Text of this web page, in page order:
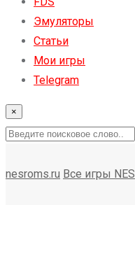
Эмуляторы
Статьи
Мои игры
Telegram
×
nesroms.ru Все игры NES